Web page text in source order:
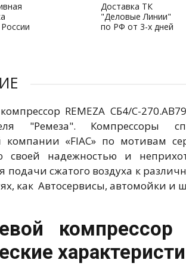
Доставка ТК
"Деловые Линии"
по РФ от 3-х дней
REMEZA СБ4/С-
"Ремеза". Компрессоры
компании «FIAC» по мотивам
своей надежностью и
подачи сжатого воздуха к
как Автосервисы, автомойки и
компрессор